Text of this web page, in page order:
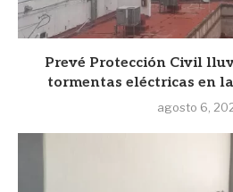
Prevé Protección Civil
tormentas eléctricas en
agosto 6,